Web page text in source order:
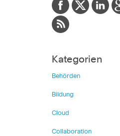
Kategorien
Behörden
Bildung
Cloud
Collaboration